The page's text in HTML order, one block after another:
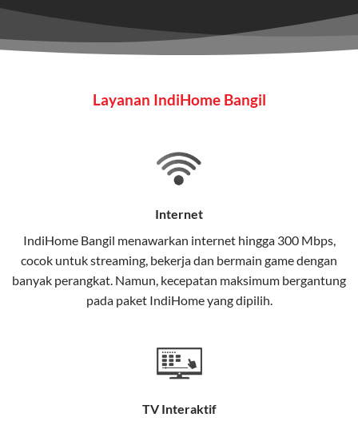
maupun individu yang membutuhkan konektivitas dan
hiburan berkualitas tinggi.
pengguna rumah dan bisnis.
stabil, dan memiliki berbagai pilihan paket IndiHome
Selain internet, layanan IndiHome juga mencakup TV
interaktif (IndiHome TV) dan telepon rumah dalam
satu paket.
Teknologi di Balik WiFi IndiHome
Wifi IndiHome menggunakan teknologi Fiber To The
menggunakan kabel serat optik hingga ke rumah
Layanan IndiHome Bangil
Internet
IndiHome Bangil menawarkan internethingga 300 Mbps,
cocok untuk streaming, bekerja dan bermain game dengan
banyak perangkat. Namun, kecepatan maksimum bergantung
pada paket IndiHome yang dipilih.
TV Interaktif